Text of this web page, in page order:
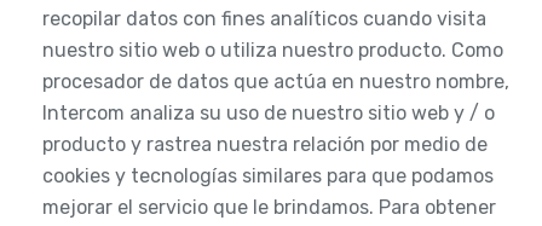
recopilar datos con fines analíticos cuando visita
nuestro sitio web o utiliza nuestro producto. Como
procesador de datos que actúa en nuestro nombre,
Intercom analiza su uso de nuestro sitio web y / o
producto y rastrea nuestra relación por medio de
cookies y tecnologías similares para que podamos
mejorar el servicio que le brindamos. Para obtener